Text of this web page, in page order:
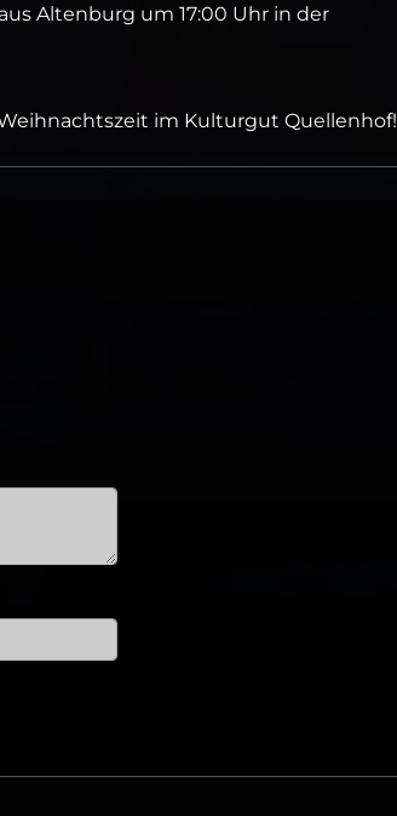
Altenburg um 17:00 Uhr in der
im Kulturgut Quellenhof!